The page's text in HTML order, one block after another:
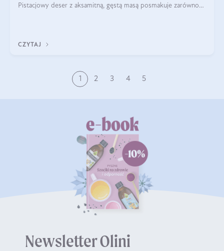
Pistacjowy deser z aksamitną, gęstą masą posmakuje zarówno
CZYTAJ
1 2 3 4 5
Newsletter Olini